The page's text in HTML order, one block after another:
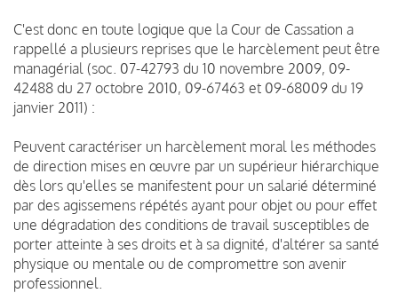
C'est donc en toute logique que la Cour de Cassation a
rappellé a plusieurs reprises que le harcèlement peut être
managérial (soc. 07-42793 du 10 novembre 2009, 09-
42488 du 27 octobre 2010, 09-67463 et 09-68009 du 19
janvier 2011) :
Peuvent caractériser un harcèlement moral les méthodes
de direction mises en œuvre par un supérieur hiérarchique
dès lors qu'elles se manifestent pour un salarié déterminé
par des agissemens répétés ayant pour objet ou pour effet
une dégradation des conditions de travail susceptibles de
porter atteinte à ses droits et à sa dignité, d'altérer sa santé
physique ou mentale ou de compromettre son avenir
professionnel.